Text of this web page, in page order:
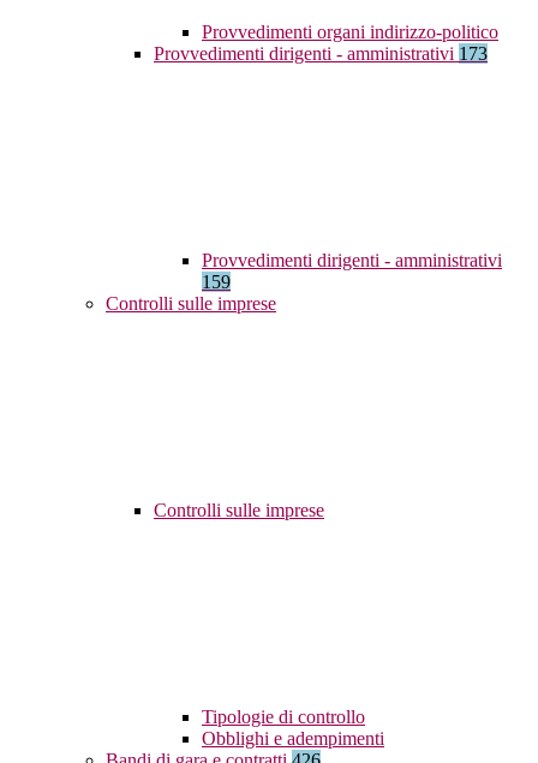
Provvedimenti organi indirizzo-politico
Provvedimenti dirigenti - amministrativi 173
Provvedimenti dirigenti - amministrativi
159
Controlli sulle imprese
Controlli sulle imprese
Tipologie di controllo
Obblighi e adempimenti